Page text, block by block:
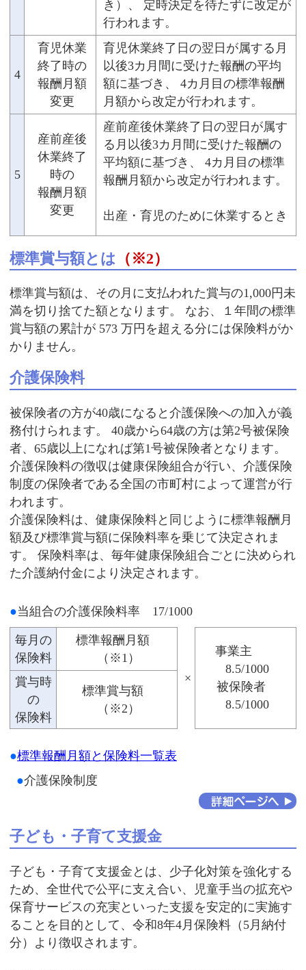
き）、 定時決定を待たずに改定が
行われます。
4
育児休業
終了時の
報酬月額
変更
育児休業終了日の翌日が属する月
以後3カ月間に受けた報酬の平均
額に基づき、 4カ月目の標準報酬
月額から改定が行われます。
5
産前産後
休業終了
時の
報酬月額
変更
産前産後休業終了日の翌日が属す
る月以後3カ月間に受けた報酬の
平均額に基づき、 4カ月目の標準
報酬月額から改定が行われます。
出産・育児のために休業するとき
標準賞与額とは （※2）
標準賞与額は、その月に支払われた賞与の1,000円未
満を切り捨てた額となります。 なお、１年間の標準
賞与額の累計が 573 万円を超える分には保険料がか
かりません。
介護保険料
被保険者の方が40歳になると介護保険への加入が義
務付けられます。 40歳から64歳の方は第2号被保険
者、65歳以上になれば第1号被保険者となります。
介護保険料の徴収は健康保険組合が行い、介護保険
制度の保険者である全国の市町村によって運営が行
われます。
介護保険料は、健康保険料と同じように標準報酬月
額及び標準賞与額に保険料率を乗じて決定されま
す。 保険料率は、毎年健康保険組合ごとに決められ
た介護納付金により決定されます。
●当組合の介護保険料率 17/1000
毎月の
保険料
標準報酬月額
（※1）
×
事業主
8.5/1000
被保険者
8.5/1000
賞与時
の
保険料
標準賞与額
（※2）
●標準報酬月額と保険料一覧表
●介護保険制度
子ども・子育て支援金
子ども・子育て支援金とは、少子化対策を強化する
ため、全世代で公平に支え合い、児童手当の拡充や
保育サービスの充実といった支援を安定的に実施す
ることを目的として、令和8年4月保険料（5月納付
分）より徴収されます。